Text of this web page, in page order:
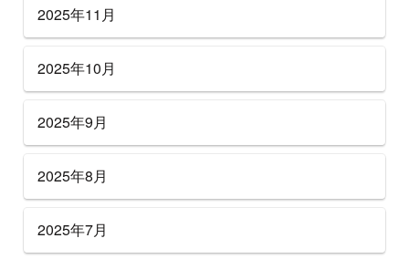
2025年11月
2025年10月
2025年9月
2025年8月
2025年7月